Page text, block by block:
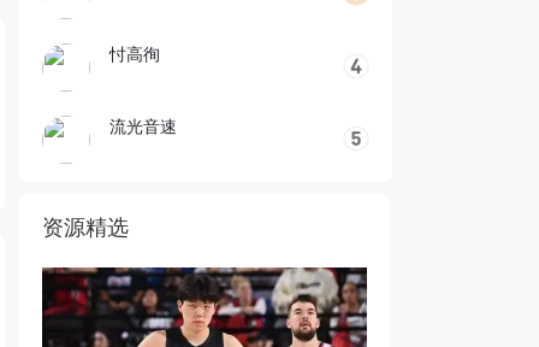
忖高徇
流光音速
资源精选